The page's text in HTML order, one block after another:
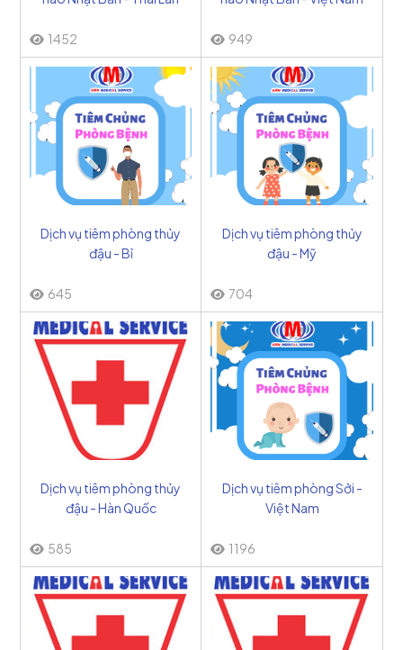
1452 949
Dịch vụ tiêm phòng thủy
đậu - Bỉ
645
Dịch vụ tiêm phòng thủy
đậu - Mỹ
704
Dịch vụ tiêm phòng thủy
đậu - Hàn Quốc
585
Dịch vụ tiêm phòng Sởi -
Việt Nam
1196